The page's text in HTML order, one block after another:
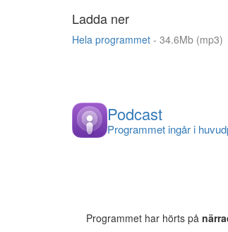
Ladda ner
Hela programmet - 34.6Mb (mp3)
Podcast
Programmet ingår i
Programmet har hörts på